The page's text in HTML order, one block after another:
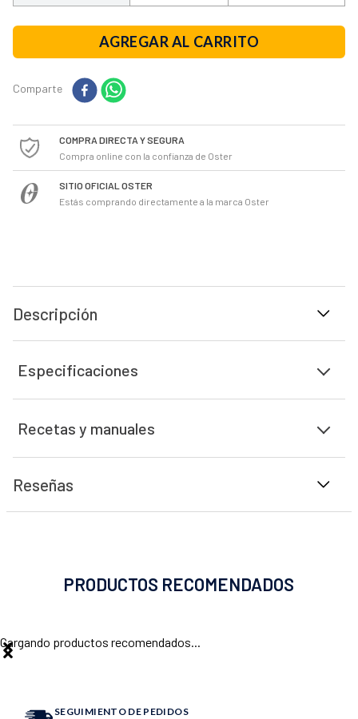
AGREGAR AL CARRITO
Comparte
COMPRA DIRECTA Y SEGURA
Compra online con la confianza de Oster
SITIO OFICIAL OSTER
Estás comprando directamente a la marca Oster
Descripción
Especificaciones
Recetas y manuales
Reseñas
PRODUCTOS RECOMENDADOS
Cargando productos recomendados...
SEGUIMIENTO DE PEDIDOS